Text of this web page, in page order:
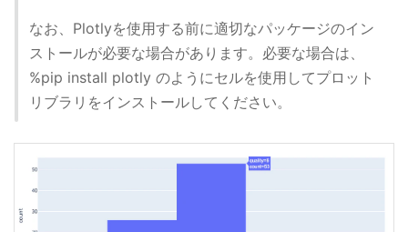
なお、Plotlyを使用する前に適切なパッケージのイン
ストールが必要な場合があります。必要な場合は、
%pip install plotly のようにセルを使用してプロット
リブラリをインストールしてください。